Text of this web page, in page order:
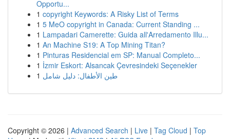
Opportu...
1 copyright Keywords: A Risky List of Terms
1 5 MeO copyright in Canada: Current Standing ...
1 Lampadari Camerette: Guida all'Arredamento Illu...
1 An Machine S19: A Top Mining Titan?
1 Pinturas Residencial em SP: Manual Completo...
1 İzmir Eskort: Alsancak Çevresindeki Seçenekler
1 طين الأطفال: دليل شامل
Copyright © 2026 | Advanced Search | Live | Tag Cloud | Top